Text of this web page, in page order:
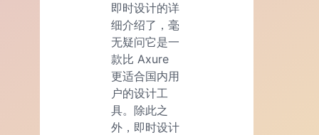
即时设计的详
细介绍了，毫
无疑问它是一
款比 Axure
更适合国内用
户的设计工
具。除此之
外，即时设计